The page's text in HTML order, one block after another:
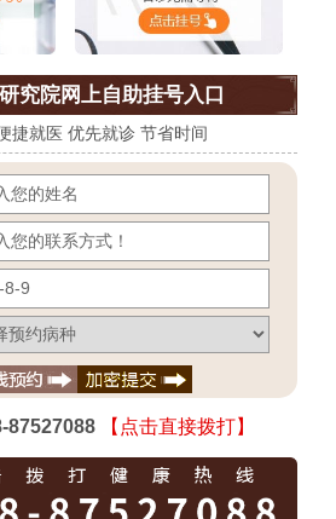
究院网上自助挂号入口
捷就医 优先就诊 节省时间
87527088 【点击直接拨打】